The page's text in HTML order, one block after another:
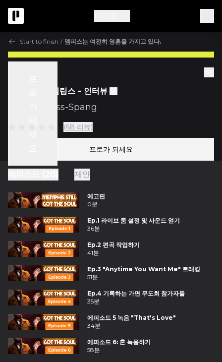
Start to finish / 멤피스는 여전히 영혼을 가지고 있다.
Ep.20 제리 필립스 - 인터뷰
Matt Ross-Spang
(68 리뷰)
프로가 되세요
제안
예고편
0분
Ep.1 라이브 룸 설정 및 사운드 얻기
36분
Ep.2 편곡 작업하기
41분
Ep.3 "Anytime You Want Me" 트래킹
51분
Ep.4 기록하는 가면 무도회 참가자들
35분
에피소드 5 녹음 "That's Love"
34분
에피소드 6: 혼 녹음하기
58분